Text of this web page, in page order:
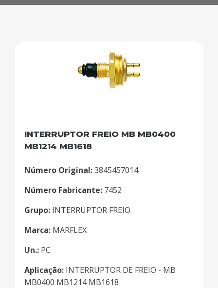
INTERRUPTOR FREIO MB MB0400
MB1214 MB1618
Número Original:3845457014
Número Fabricante: 7452
Grupo: INTERRUPTOR FREIO
Marca: MARFLEX
Un.: PC
Aplicação: INTERRUPTOR DE FREIO - MB
MB0400 MB1214 MB1618